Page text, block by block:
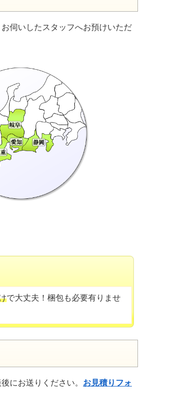
伺いしたスタッフへお預けいただ
で大丈夫！梱包も必要有りませ
にお送りください。 お見積りフォ